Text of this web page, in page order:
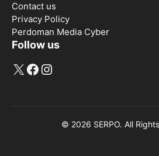
Contact us
Privacy Policy
Perdoman Media Cyber
Follow us
X Facebook
Instagram
© 2026 SERPO. All